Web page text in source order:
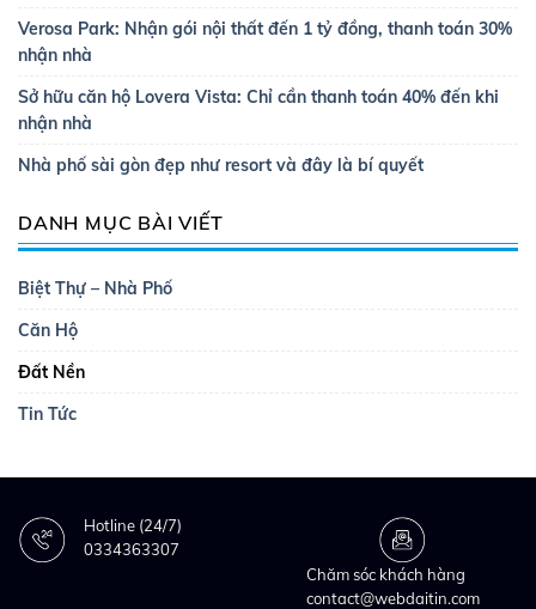
Verosa Park: Nhận gói nội thất đến 1 tỷ đồng, thanh toán 30%
nhận nhà
Sở hữu căn hộ Lovera Vista: Chỉ cần thanh toán 40% đến khi
nhận nhà
Nhà phố sài gòn đẹp như resort và đây là bí quyết
DANH MỤC BÀI VIẾT
Biệt Thự – Nhà Phố
Căn Hộ
Đất Nền
Tin Tức
Hotline (24/7)
0334363307
Chăm sóc khách hàng
contact@webdaitin.com